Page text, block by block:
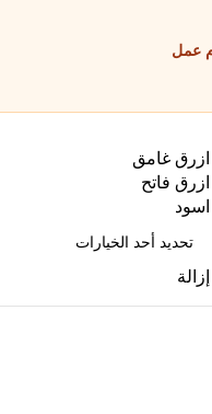
ازرق غامق
ازرق فاتح
اسود
إزالة